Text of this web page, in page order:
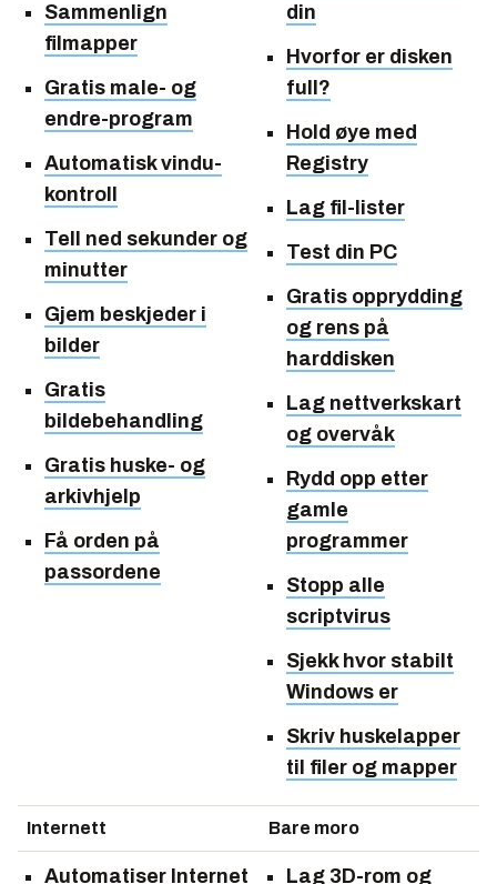
Sammenlign
filmapper
Gratis male- og
endre-program
Automatisk vindu-
kontroll
Tell ned sekunder og
minutter
Gjem beskjeder i
bilder
Gratis
bildebehandling
Gratis huske- og
arkivhjelp
Få orden på
passordene
din
Hvorfor er disken
full?
Hold øye med
Registry
Lag fil-lister
Test din PC
Gratis opprydding
og rens på
harddisken
Lag nettverkskart
og overvåk
Rydd opp etter
gamle
programmer
Stopp alle
scriptvirus
Sjekk hvor stabilt
Windows er
Skriv huskelapper
til filer og mapper
Internett Bare moro
Automatiser Internet Lag 3D-rom og